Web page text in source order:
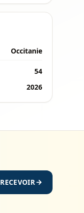
Occitanie
54
2026
RECEVOIR